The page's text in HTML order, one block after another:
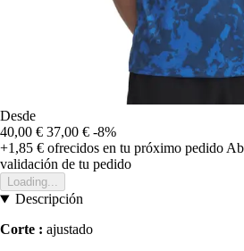
Desde
40,00 € 37,00 € -8%
+1,85 € ofrecidos en tu próximo pedido
validación de tu pedido
Loading...
Descripción
Corte : ajustado